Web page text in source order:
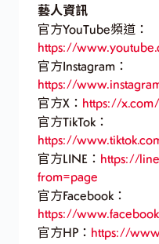
藝人資訊
官方YouTube頻道：
https://
官方Instagram：
https://
官方X： https://
官方TikTok：
https://
官方LINE： https://
from=page
官方Facebook：
https://
官方HP： https://